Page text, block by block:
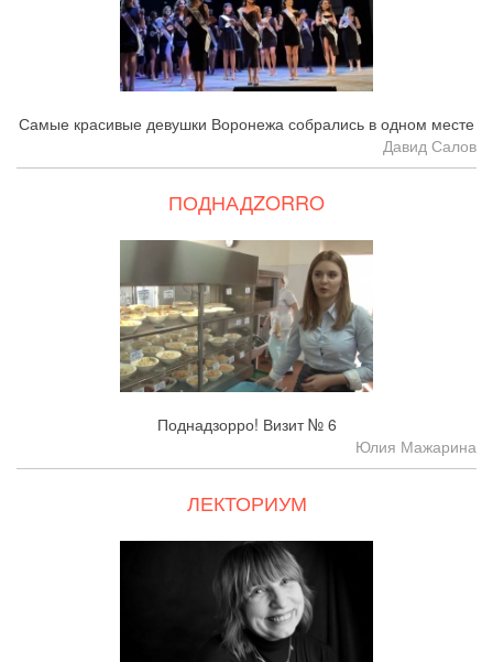
Самые красивые девушки Воронежа собрались в одном месте
Давид Салов
ПОДНАДZORRO
Поднадзорро! Визит № 6
Юлия Мажарина
ЛЕКТОРИУМ